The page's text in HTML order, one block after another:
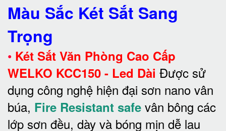
Màu Sắc Két Sắt Sang
Trọng
• Két Sắt Văn Phòng Cao Cấp
WELKO KCC150 - Led Dài Được sử
dụng công nghệ hiện đại sơn nano vân
búa, Fire Resistant safe vân bông các
lớp sơn đều, dày và bóng mịn dễ lau